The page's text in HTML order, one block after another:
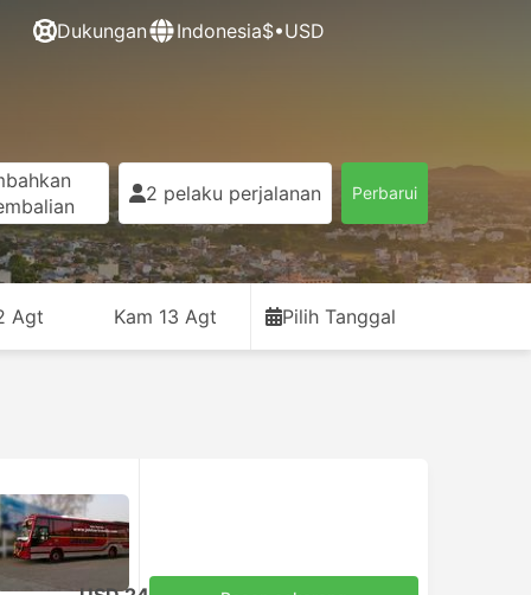
Dukungan Indonesia$•USD
2 pelaku perjalanan Perbarui
Agt Kam 13 Agt Pilih Tanggal